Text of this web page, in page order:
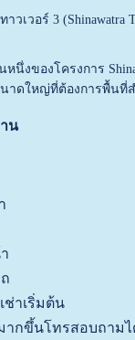
าวเวอร์ 3
นึ่งของโครงการ
าดใหญ่ที่ต้องการพื้น
น
าเริ่มต้น
กขึ้นโทรสอบถามไ